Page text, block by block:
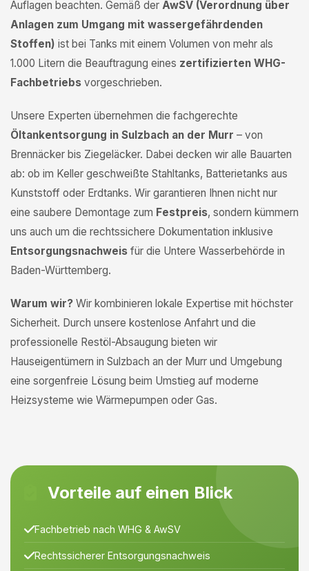
Auflagen beachten. Gemäß der AwSV (Verordnung über
Anlagen zum Umgang mit wassergefährdenden
Stoffen) ist bei Tanks mit einem Volumen von mehr als
1.000 Litern die Beauftragung eines zertifizierten WHG-
Fachbetriebs vorgeschrieben.
Unsere Experten übernehmen die fachgerechte
Öltankentsorgung in Sulzbach an der Murr – von
Brennäcker bis Ziegeläcker. Dabei decken wir alle Bauarten
ab: ob im Keller geschweißte Stahltanks, Batterietanks aus
Kunststoff oder Erdtanks. Wir garantieren Ihnen nicht nur
eine saubere Demontage zum Festpreis, sondern kümmern
uns auch um die rechtssichere Dokumentation inklusive
Entsorgungsnachweis für die Untere Wasserbehörde in
Baden-Württemberg.
Warum wir? Wir kombinieren lokale Expertise mit höchster
Sicherheit. Durch unsere kostenlose Anfahrt und die
professionelle Restöl-Absaugung bieten wir
Hauseigentümern in Sulzbach an der Murr und Umgebung
eine sorgenfreie Lösung beim Umstieg auf moderne
Heizsysteme wie Wärmepumpen oder Gas.
Vorteile auf einen Blick
Fachbetrieb nach WHG & AwSV
Rechtssicherer Entsorgungsnachweis